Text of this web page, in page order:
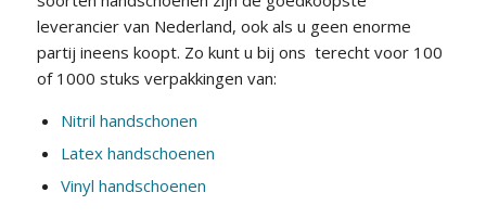
leverancier van Nederland, ook als u geen enorme
partij ineens koopt. Zo kunt u bij ons terecht voor 100
of 1000 stuks verpakkingen van:
Nitril handschonen
Latex handschoenen
Vinyl handschoenen